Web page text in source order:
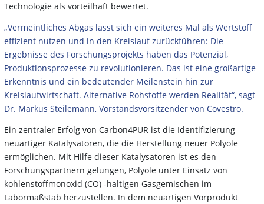
Technologie als vorteilhaft bewertet.
„Vermeintliches Abgas lässt sich ein weiteres Mal als Wertstoff
effizient nutzen und in den Kreislauf zurückführen: Die
Ergebnisse des Forschungsprojekts haben das Potenzial,
Produktionsprozesse zu revolutionieren. Das ist eine großartige
Erkenntnis und ein bedeutender Meilenstein hin zur
Kreislaufwirtschaft. Alternative Rohstoffe werden Realität“, sagt
Dr. Markus Steilemann, Vorstandsvorsitzender von Covestro.
Ein zentraler Erfolg von Carbon4PUR ist die Identifizierung
neuartiger Katalysatoren, die die Herstellung neuer Polyole
ermöglichen. Mit Hilfe dieser Katalysatoren ist es den
Forschungspartnern gelungen, Polyole unter Einsatz von
kohlenstoffmonoxid (CO) -haltigen Gasgemischen im
Labormaßstab herzustellen. In dem neuartigen Vorprodukt